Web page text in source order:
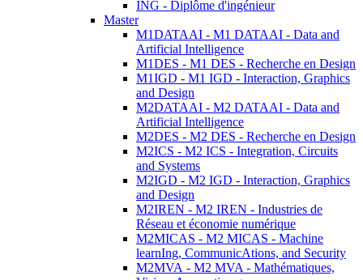
ING - Diplôme d'ingénieur
Master
M1DATAAI - M1 DATAAI - Data and
Artificial Intelligence
M1DES - M1 DES - Recherche en Design
M1IGD - M1 IGD - Interaction, Graphics
and Design
M2DATAAI - M2 DATAAI - Data and
Artificial Intelligence
M2DES - M2 DES - Recherche en Design
M2ICS - M2 ICS - Integration, Circuits
and Systems
M2IGD - M2 IGD - Interaction, Graphics
and Design
M2IREN - M2 IREN - Industries de
Réseau et économie numérique
M2MICAS - M2 MICAS - Machine
learnIng, CommunicAtions, and Security
M2MVA - M2 MVA - Mathématiques,